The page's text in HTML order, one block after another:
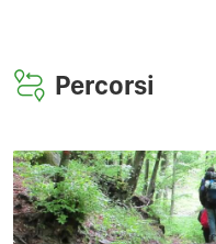
Percorsi